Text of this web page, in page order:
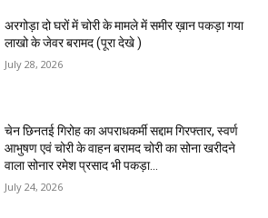
अरगोड़ा दो घरों में चोरी के मामले में समीर ख़ान पकड़ा गया
लाखो के जेवर बरामद (पूरा देखे )
July 28, 2026
चेन छिनतई गिरोह का अपराधकर्मी सद्दाम गिरफ्तार, स्वर्ण
आभुषण एवं चोरी के वाहन बरामद चोरी का सोना खरीदने
वाला सोनार रमेश प्रसाद भी पकड़ा...
July 24, 2026